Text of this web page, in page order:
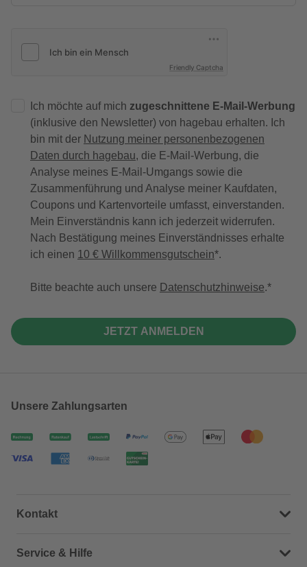
Friendly Captcha
Ich möchte auf mich zugeschnittene E-Mail-Werbung
(inklusive den Newsletter) von hagebau erhalten. Ich
bin mit der Nutzung meiner personenbezogenen
Daten durch hagebau, die E-Mail-Werbung, die
Analyse meines E-Mail-Umgangs sowie die
Zusammenführung und Analyse meiner Kaufdaten,
Coupons und Kartenvorteile umfasst, einverstanden.
Mein Einverständnis kann ich jederzeit widerrufen.
Nach Bestätigung meines Einverständnisses erhalte
ich einen 10 € Willkommensgutschein*.
Bitte beachte auch unsere Datenschutzhinweise.
JETZT ANMELDEN
Unsere Zahlungsarten
Kontakt
Dein Kontakt zu uns
Service & Hilfe